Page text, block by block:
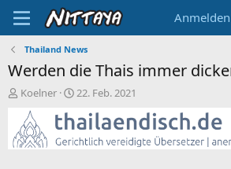
Anmelden
Thailand News
Werden die Thais immer
E
s
t
e
Koelner
E
s
t
e
22. Feb. 2021